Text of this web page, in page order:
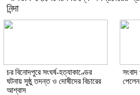
নিন্দা
চর বিনোদপুরে সংঘর্ষ-হত্যাকাণ্ডের
ঘটনায় সুষ্ঠু তদন্ত ও দোষীদের বিচারের
আশ্বাস